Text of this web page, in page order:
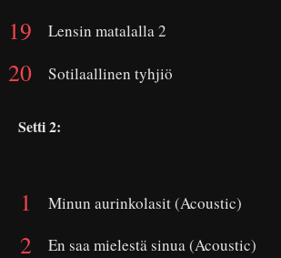
Lensin matalalla 2
Sotilaallinen tyhjiö
Setti 2:
Minun aurinkolasit (Acoustic)
En saa mielestä sinua (Acoustic)